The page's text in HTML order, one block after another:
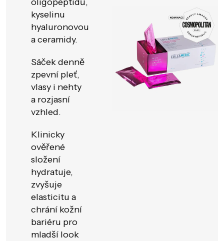
kyselinu
hyaluronovou
a ceramidy.
Sáček denně
zpevní pleť,
vlasy i nehty
a rozjasní
vzhled.
Klinicky
ověřené
složení
hydratuje,
zvyšuje
elasticitu a
chrání kožní
bariéru pro
mladší look